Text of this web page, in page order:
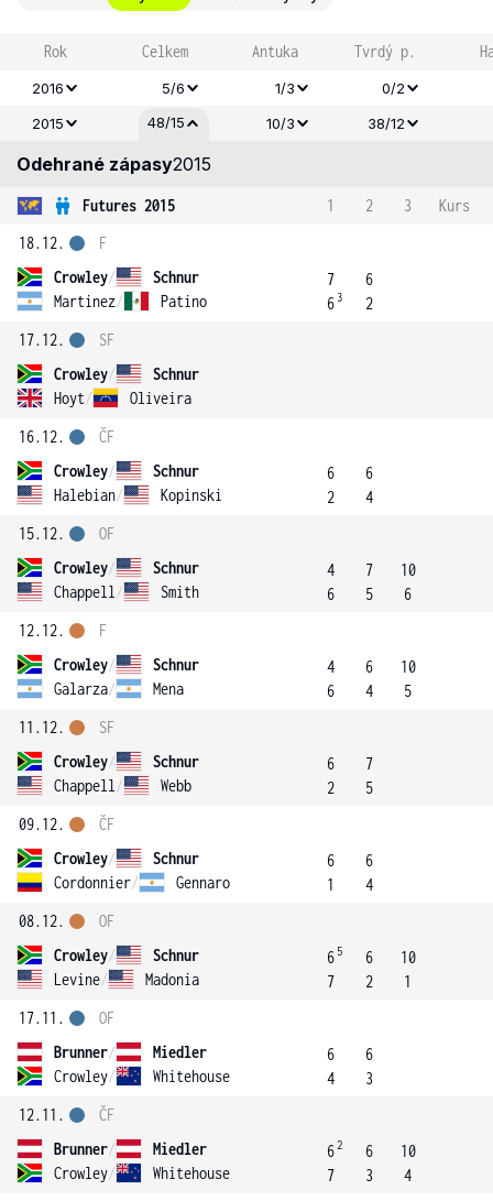
Rok Celkem Antuka Tvrdý p.
2016 5/6 1/3
0/2
2015
48/15 10/3 38/12
Odehrané zápasy2015
Futures 2015 1 2 3
Kurs
18.12.
Crowley/
Schnur
Martinez/ Patino
F
7
6 3
6
2
17.12.
Crowley/
Schnur
Hoyt/ Oliveira
SF
16.12.
Crowley/
Schnur
Halebian/ Kopinski
ČF
6
2
6
4
15.12.
Crowley/
Schnur
Chappell / Smith
OF
4
6
7
5
10
6
12.12.
Crowley/
Schnur
Galarza/ Mena
F
4
6
6
4
10
5
11.12.
Crowley/
Schnur
Chappell / Webb
SF
6
2
7
5
09.12.
Crowley/
Schnur
Cordonnier/ Gennaro
ČF
6
1
6
4
08.12.
Crowley/
Schnur
Levine/ Madonia
OF
6 5
7
6
2
10
1
17.11.
Brunner/
Miedler
Crowley/ Whitehouse
OF
6
4
6
3
12.11.
Brunner/
Miedler
Crowley/ Whitehouse
ČF
62
7
6
3
10
4